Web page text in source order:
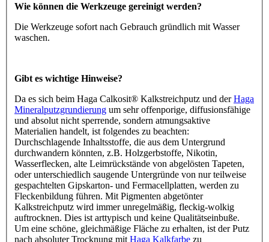
Wie können die Werkzeuge gereinigt werden?
Die Werkzeuge sofort nach Gebrauch gründlich mit Wasser
waschen.
Gibt es wichtige Hinweise?
Da es sich beim Haga Calkosit® Kalkstreichputz und derHaga
Mineralputzgrundierung um sehr offenporige, diffusionsfähige
und absolut nicht sperrende, sondern atmungsaktive
Materialien handelt, ist folgendes zu beachten:
Durchschlagende Inhaltsstoffe, die aus dem Untergrund
durchwandern könnten, z.B. Holzgerbstoffe, Nikotin,
Wasserflecken, alte Leimrückstände von abgelösten Tapeten,
oder unterschiedlich saugende Untergründe von nur teilweise
gespachtelten Gipskarton- und Fermacellplatten, werden zu
Fleckenbildung führen. Mit Pigmenten abgetönter
Kalkstreichputz wird immer unregelmäßig, fleckig-wolkig
auftrocknen. Dies ist arttypisch und keine Qualitätseinbuße.
Um eine schöne, gleichmäßige Fläche zu erhalten, ist der Putz
nach absoluter Trocknung mit Haga Kalkfarbe zu